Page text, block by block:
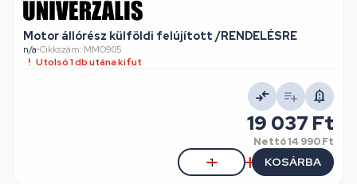
Motor állórész külföldi felújított /RENDELÉSRE
n/a•Cikkszám: MMO905
Utolsó 1 db utána kifut
19 037 Ft
Nettó14 990 Ft
KOSÁRBA